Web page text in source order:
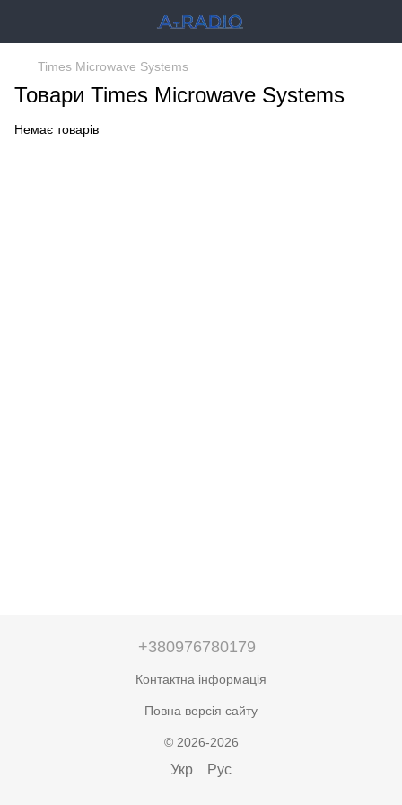
Times Microwave Systems
Товари Times Microwave Systems
Немає товарів
+380976780179
Контактна інформація
Повна версія сайту
© 2026-2026
Укр Рус